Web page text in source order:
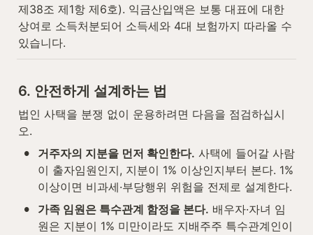
제38조 제1항 제6호). 익금산입액은 보통 대표에 대한
상여로 소득처분되어 소득세와 4대 보험까지 따라올 수
있습니다.
6. 안전하게 설계하는 법
법인 사택을 분쟁 없이 운용하려면 다음을 점검하십시
오.
• 거주자의 지분을 먼저 확인한다. 사택에 들어갈 사람
이 출자임원인지, 지분이 1% 이상인지부터 본다. 1%
이상이면 비과세·부당행위 위험을 전제로 설계한다.
• 가족 임원은 특수관계 함정을 본다. 배우자·자녀 임
원은 지분이 1% 미만이라도 지배주주 특수관계인이